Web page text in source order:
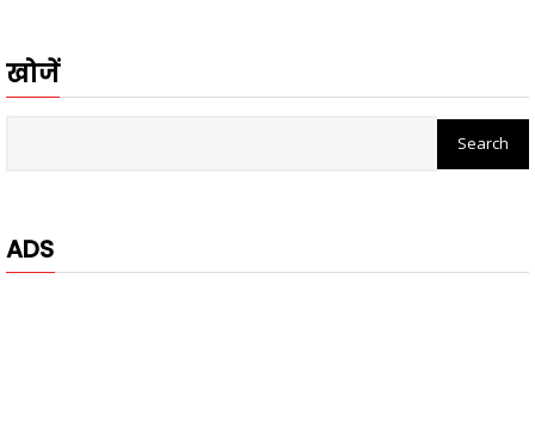
खोजें
ADS